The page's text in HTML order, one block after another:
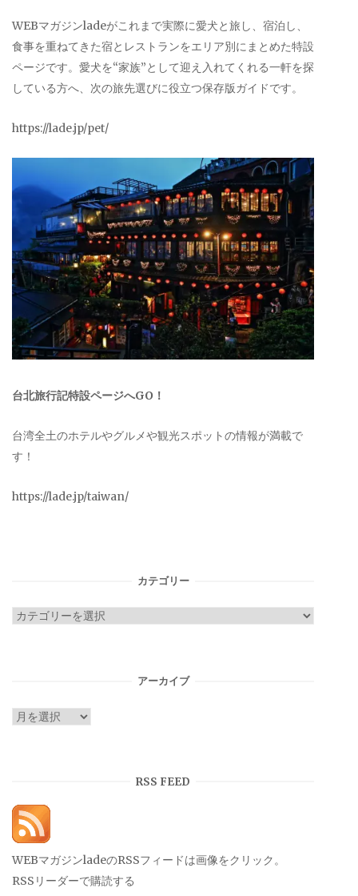
WEBマガジンladeがこれまで実際に愛犬と旅し、宿泊し、
食事を重ねてきた宿とレストランをエリア別にまとめた特設
ページです。愛犬を“家族”として迎え入れてくれる一軒を探
している方へ、次の旅先選びに役立つ保存版ガイドです。
https://lade.jp/pet/
台北旅行記特設ページへGO！
台湾全土のホテルやグルメや観光スポットの情報が満載で
す！
https://lade.jp/taiwan/
カテゴリー
カ
アーカイブ
ア
RSS FEED
WEBマガジンladeのRSSフィードは画像をクリック。
RSSリーダーで購読する